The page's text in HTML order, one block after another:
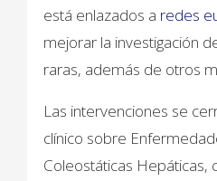
está enlazados a redes
mejorar la investigación
raras, además de otros
Las intervenciones se
clínico sobre
Coleostáticas Hepáticas,